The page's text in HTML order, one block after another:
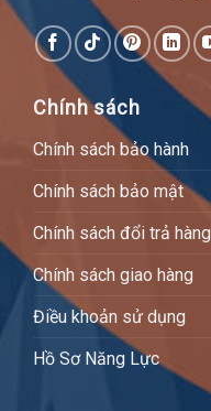
Chính sách
Chính sách bảo hành
Chính sách bảo mật
Chính sách đổi trả hàng
Chính sách giao hàng
Điều khoản sử dụng
Hồ Sơ Năng Lực